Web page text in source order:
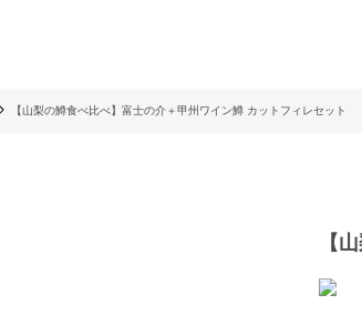
【山梨の鱒食べ比べ】富士の介＋甲州ワイン鱒 カットフィレセット
【